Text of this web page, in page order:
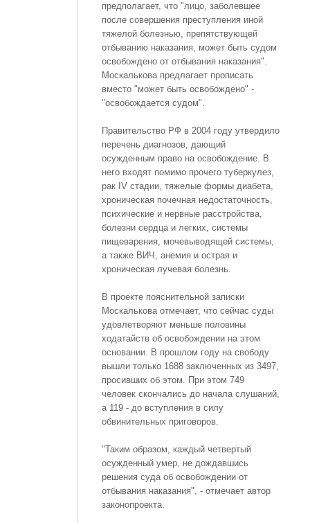
предполагает, что "лицо, заболевшее
после совершения преступления иной
тяжелой болезнью, препятствующей
отбыванию наказания, может быть судом
освобождено от отбывания наказания".
Москалькова предлагает прописать
вместо "может быть освобождено" -
"освобождается судом".
Правительство РФ в 2004 году утвердило
перечень диагнозов, дающий
осужденным право на освобождение. В
него входят помимо прочего туберкулез,
рак IV стадии, тяжелые формы диабета,
хроническая почечная недостаточность,
психические и нервные расстройства,
болезни сердца и легких, системы
пищеварения, мочевыводящей системы,
а также ВИЧ, анемия и острая и
хроническая лучевая болезнь.
В проекте пояснительной записки
Москалькова отмечает, что сейчас суды
удовлетворяют меньше половины
ходатайств об освобождении на этом
основании. В прошлом году на свободу
вышли только 1688 заключенных из 3497,
просивших об этом. При этом 749
человек скончались до начала слушаний,
а 119 - до вступления в силу
обвинительных приговоров.
"Таким образом, каждый четвертый
осужденный умер, не дождавшись
решения суда об освобождении от
отбывания наказания", - отмечает автор
законопроекта.